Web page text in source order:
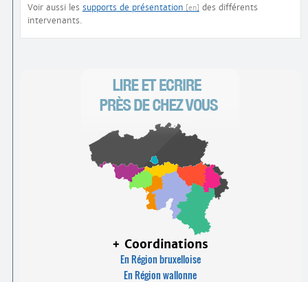
Voir aussi les supports de présentation
des différents
intervenants.
+ Coordinations
En Région bruxelloise
En Région wallonne